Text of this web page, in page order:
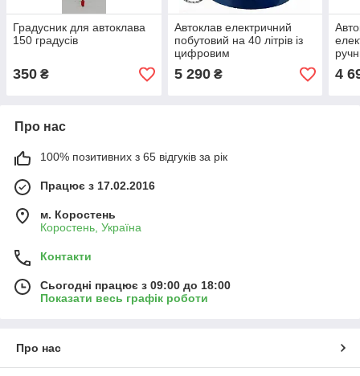
Градусник для автоклава
150 градусів
350 ₴
Автоклав електричний
побутовий на 40 літрів із
цифровим
терморегулятором
5 290₴ 4
Про нас
100% позитивних з 65 відгуків за рік
Працює з 17.02.2016
м. Коростень
Коростень, Україна
Контакти
Сьогодні працює з 09:00 до 18:00
Показати весь графік роботи
Про нас